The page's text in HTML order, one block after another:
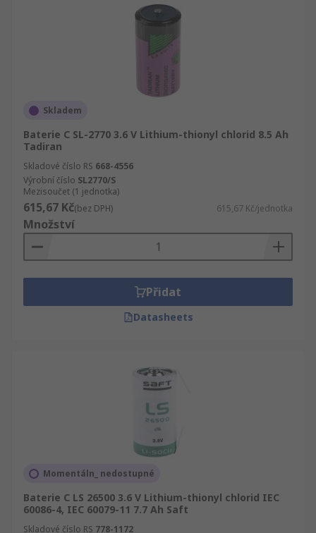
Skladem
Baterie C SL-2770 3.6 V Lithium-thionyl chlorid 8.5 Ah
Tadiran
Skladové číslo RS 668-4556
Výrobní číslo SL2770/S
Mezisoučet (1 jednotka)
615,67 Kč(bez DPH) 615,67 Kč/jednotka
Množství
Přidat
Datasheets
Momentáln_ nedostupné
Baterie C LS 26500 3.6 V Lithium-thionyl chlorid IEC
60086-4, IEC 60079-11 7.7 Ah Saft
Skladové číslo RS 778-1172